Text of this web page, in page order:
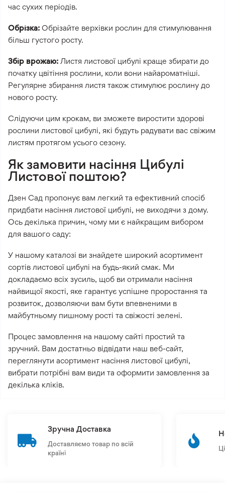
час сухих періодів.
Обрізка: Обрізайте верхівки рослин для стимулювання
більш густого росту.
Збір врожаю: Листя листової цибулі краще збирати до
початку цвітіння рослини, коли вони найароматніші.
Регулярне збирання листя також стимулює рослину до
нового росту.
Слідуючи цим крокам, ви зможете виростити здорові
рослини листової цибулі, які будуть радувати вас свіжим
листям протягом усього сезону.
Як замовити насіння Цибулі
Листової поштою?
Дзен Сад пропонує вам легкий та ефективний спосіб
придбати насіння листової цибулі, не виходячи з дому.
Ось декілька причин, чому ми є найкращим вибором
для вашого саду:
У нашому каталозі ви знайдете широкий асортимент
сортів листової цибулі на будь-який смак. Ми
докладаємо всіх зусиль, щоб ви отримали насіння
найвищої якості, яке гарантує успішне проростання та
розвиток, дозволяючи вам бути впевненими в
майбутньому пишному рості та свіжості зелені.
Процес замовлення на нашому сайті простий та
зручний. Вам достатньо відвідати наш веб-сайт,
переглянути асортимент насіння листової цибулі,
вибрати потрібні вам види та оформити замовлення за
декілька кліків.
Зручна Доставка
Доставляємо товар по всій
країні